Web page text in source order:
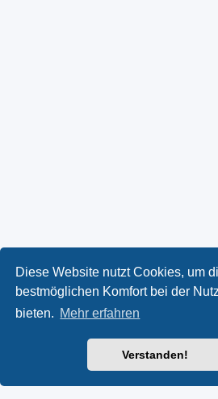
Diese Website nutzt Cookies, um
bestmöglichen Komfort bei der
bieten. Mehr erfahren
Verstanden!